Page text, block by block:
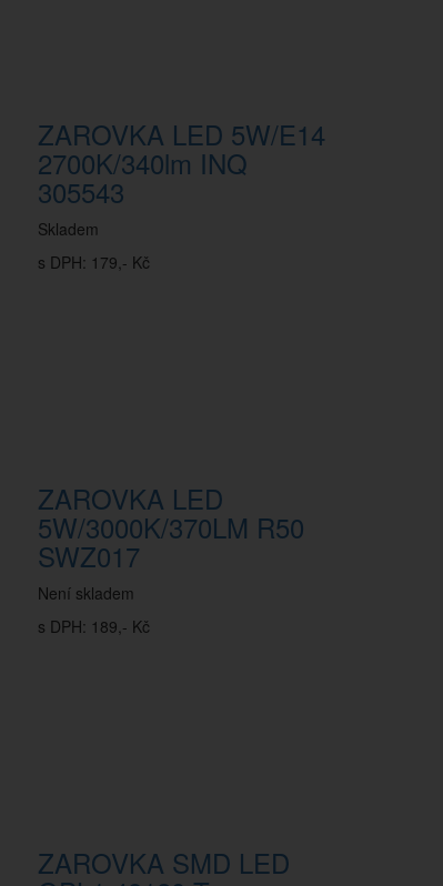
ZAROVKA LED 5W/E14
2700K/340lm INQ
305543
Skladem
s DPH: 179,- Kč
ZAROVKA LED
5W/3000K/370LM R50
SWZ017
Není skladem
s DPH: 189,- Kč
ZAROVKA SMD LED